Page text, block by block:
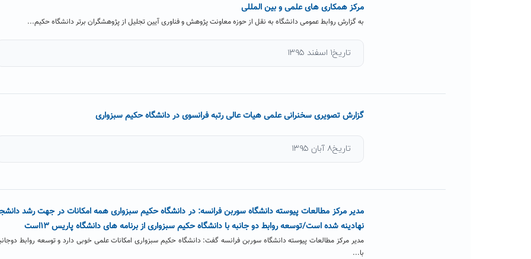
مرکز همکاری های علمی و بین المللی
به گزارش روابط عمومی دانشگاه به نقل از حوزه معاونت پژوهش و فناوری آیین تجلیل از پژوهشگران برتر دانشگاه حکیم...
تاریخ۱ اسفند ۱۳۹۵
گزارش تصویری سخنرانی علمی هیات عالی رتبه فرانسوی در دانشگاه حکیم سبزواری
تاریخ۸ آبان ۱۳۹۵
مدیر مرکز مطالعات پیوسته دانشگاه سوربن فرانسه: در دانشگاه حکیم سبزواری همه امکانات در جهت رشد
نهادینه شده است/توسعه روابط دو جانبه با دانشگاه حکیم سبزواری از برنامه های دانشگاه پاریس ۱۳است
مدیر مرکز مطالعات پیوسته دانشگاه سوربن فرانسه گفت: دانشگاه حکیم سبزواری امکانات علمی خوبی دارد و توسعه روابط
با...